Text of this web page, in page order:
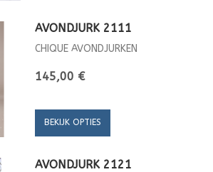
AVONDJURK 2111
CHIQUE AVONDJURKEN
145,00 €
BEKIJK OPTIES
AVONDJURK 2121